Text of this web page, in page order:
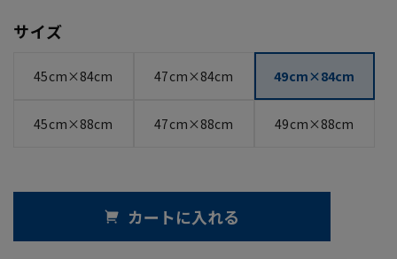
サイズ
45cm×84cm 47cm×84cm 49cm×84cm
45cm×88cm 47cm×88cm 49cm×88cm
カートに入れる